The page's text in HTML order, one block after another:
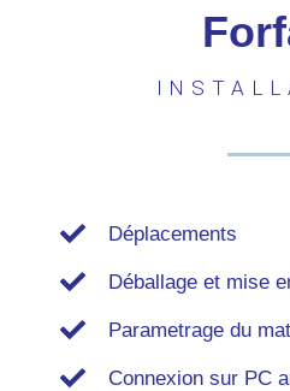
Déplacements
Déballage et mise
Parametrage du
Connexion sur PC